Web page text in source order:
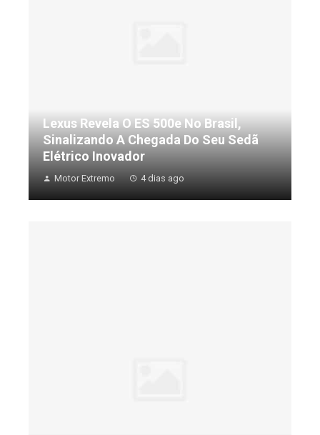
Lexus Revela O ES 500e No Brasil,
Sinalizando A Chegada Do Seu Sedã
Elétrico Inovador
Motor Extremo 4 dias ago